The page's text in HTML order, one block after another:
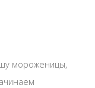
мороженицы,